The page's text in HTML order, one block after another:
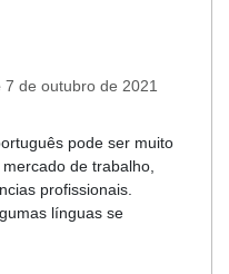
7 de outubro de 2021
pode ser muito
de trabalho,
profissionais.
línguas se